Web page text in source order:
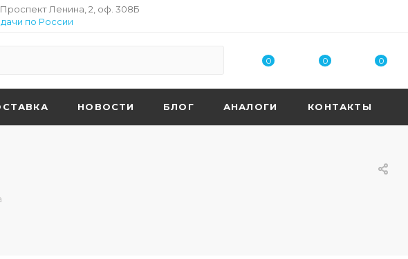
Ленина, 2, оф. 308Б
по России
0 0 0
НОВОСТИ БЛОГ АНАЛОГИ КОНТАКТЫ